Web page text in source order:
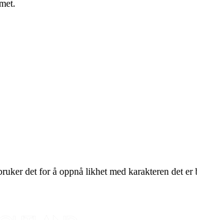
det for å oppnå likhet med karakteren det